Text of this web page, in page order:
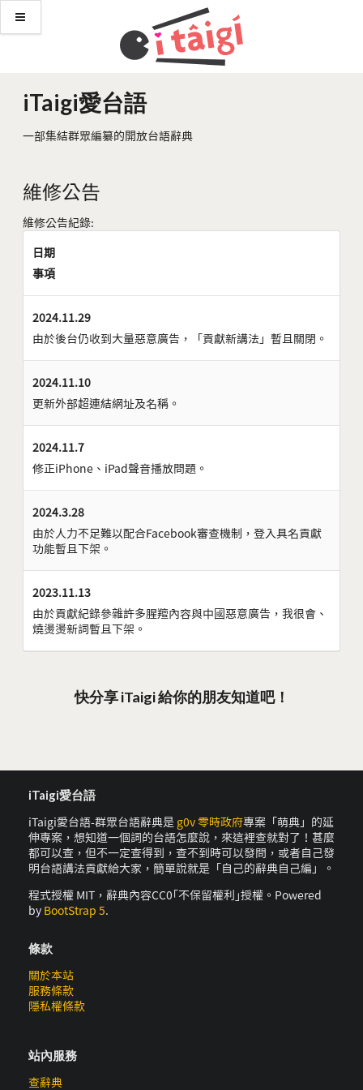
iTaigi愛台語
一部集結群眾編纂的開放台語辭典
維修公告
維修公告紀錄:
日期
事項
2024.11.29
由於後台仍收到大量惡意廣告，「貢獻新講法」暫且關閉。
2024.11.10
更新外部超連結網址及名稱。
2024.11.7
修正iPhone、iPad聲音播放問題。
2024.3.28
由於人力不足難以配合Facebook審查機制，登入具名貢獻
功能暫且下架。
2023.11.13
由於貢獻紀錄參雜許多腥羶內容與中國惡意廣告，我很會、
燒燙燙新詞暫且下架。
快分享 iTaigi 給你的朋友知道吧！
iTaigi愛台語
iTaigi愛台語-群眾台語辭典是 g0v 零時政府專案「萌典」的延
伸專案，想知道一個詞的台語怎麼說，來這裡查就對了！甚麼
都可以查，但不一定查得到，查不到時可以發問，或者自己發
明台語講法貢獻給大家，簡單說就是「自己的辭典自己編」。
程式授權 MIT，辭典內容CC0｢不保留權利｣授權。Powered
by BootStrap 5.
條款
關於本站
服務條款
隱私權條款
站內服務
查辭典